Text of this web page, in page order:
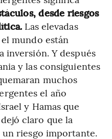
desde riesgos
Las elevadas
mundo están
inversión. Y después
y las consiguientes
muchos
el año
y Hamas que
claro que la
riesgo importante.